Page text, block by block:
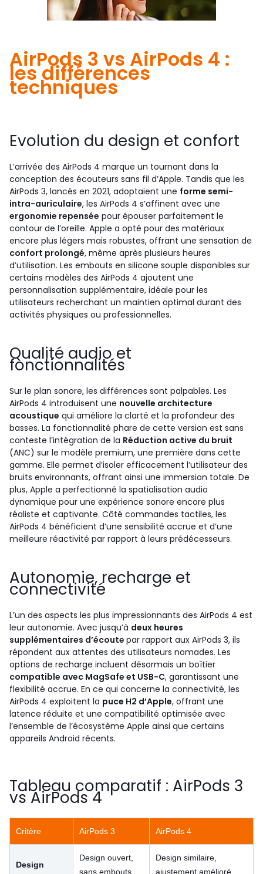
AirPods 3 vs AirPods 4 :
les différences
techniques
Evolution du design et confort
L’arrivée des AirPods 4 marque un tournant dans la
conception des écouteurs sans fil d’Apple. Tandis que les
AirPods 3, lancés en 2021, adoptaient une forme semi-
intra-auriculaire, les AirPods 4 s’affinent avec une
ergonomie repensée pour épouser parfaitement le
contour de l’oreille. Apple a opté pour des matériaux
encore plus légers mais robustes, offrant une sensation de
confort prolongé, même après plusieurs heures
d’utilisation. Les embouts en silicone souple disponibles sur
certains modèles des AirPods 4 ajoutent une
personnalisation supplémentaire, idéale pour les
utilisateurs recherchant un maintien optimal durant des
activités physiques ou professionnelles.
Qualité audio et
fonctionnalités
Sur le plan sonore, les différences sont palpables. Les
AirPods 4 introduisent une nouvelle architecture
acoustique qui améliore la clarté et la profondeur des
basses. La fonctionnalité phare de cette version est sans
conteste l’intégration de la Réduction active du bruit
(ANC) sur le modèle premium, une première dans cette
gamme. Elle permet d’isoler efficacement l’utilisateur des
bruits environnants, offrant ainsi une immersion totale. De
plus, Apple a perfectionné la spatialisation audio
dynamique pour une expérience sonore encore plus
réaliste et captivante. Côté commandes tactiles, les
AirPods 4 bénéficient d’une sensibilité accrue et d’une
meilleure réactivité par rapport à leurs prédécesseurs.
Autonomie, recharge et
connectivité
L’un des aspects les plus impressionnants des AirPods 4 est
leur autonomie. Avec jusqu’à deux heures
supplémentaires d’écoute par rapport aux AirPods 3, ils
répondent aux attentes des utilisateurs nomades. Les
options de recharge incluent désormais un boîtier
compatible avec MagSafe et USB-C, garantissant une
flexibilité accrue. En ce qui concerne la connectivité, les
AirPods 4 exploitent la puce H2 d’Apple, offrant une
latence réduite et une compatibilité optimisée avec
l’ensemble de l’écosystème Apple ainsi que certains
appareils Android récents.
Tableau comparatif : AirPods 3
vs AirPods 4
Critère AirPods 3 AirPods 4
Design
Design ouvert,
sans embouts
Design similaire,
ajustement amélioré